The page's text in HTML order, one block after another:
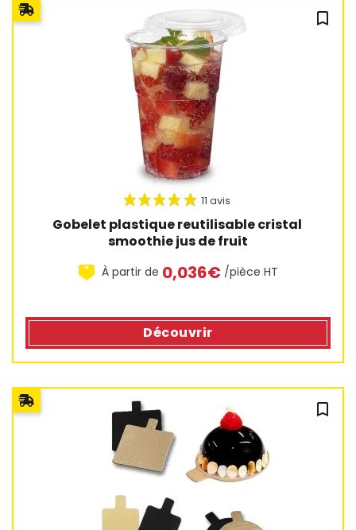
bookmark_outline
Gobelet plastique reutilisable cristal
smoothie jus de fruit
À partir de 0,036€ /pièce HT
Découvrir
bookmark_outline